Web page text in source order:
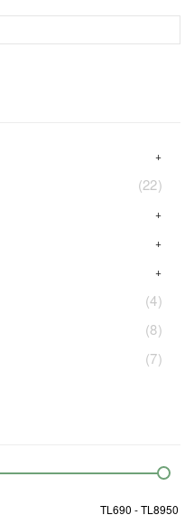
(22)
(4)
(8)
(7)